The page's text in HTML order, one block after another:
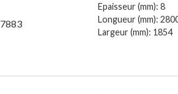
7883
Epaisseur (mm): 8
Longueur (mm):
Largeur (mm): 1854